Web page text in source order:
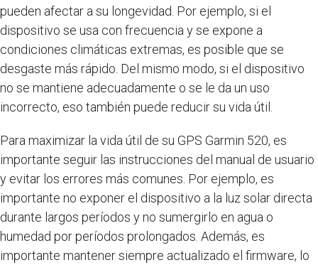
pueden afectar a su longevidad. Por ejemplo, si el
dispositivo se usa con frecuencia y se expone a
condiciones climáticas extremas, es posible que se
desgaste más rápido. Del mismo modo, si el dispositivo
no se mantiene adecuadamente o se le da un uso
incorrecto, eso también puede reducir su vida útil.
Para maximizar la vida útil de su GPS Garmin 520, es
importante seguir las instrucciones del manual de usuario
y evitar los errores más comunes. Por ejemplo, es
importante no exponer el dispositivo a la luz solar directa
durante largos períodos y no sumergirlo en agua o
humedad por períodos prolongados. Además, es
importante mantener siempre actualizado el firmware, lo